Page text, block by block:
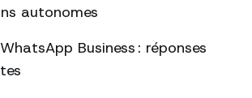
autonomes
Business : réponses